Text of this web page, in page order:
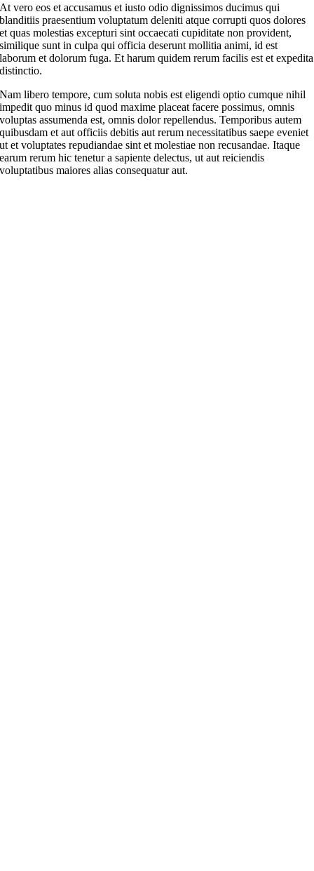
At vero eos et accusamus et iusto odio dignissimos ducimus qui
blanditiis praesentium voluptatum deleniti atque corrupti quos dolores
et quas molestias excepturi sint occaecati cupiditate non provident,
similique sunt in culpa qui officia deserunt mollitia animi, id est
laborum et dolorum fuga. Et harum quidem rerum facilis est et expedita
distinctio.
Nam libero tempore, cum soluta nobis est eligendi optio cumque nihil
impedit quo minus id quod maxime placeat facere possimus, omnis
voluptas assumenda est, omnis dolor repellendus. Temporibus autem
quibusdam et aut officiis debitis aut rerum necessitatibus saepe eveniet
ut et voluptates repudiandae sint et molestiae non recusandae. Itaque
earum rerum hic tenetur a sapiente delectus, ut aut reiciendis
voluptatibus maiores alias consequatur aut.